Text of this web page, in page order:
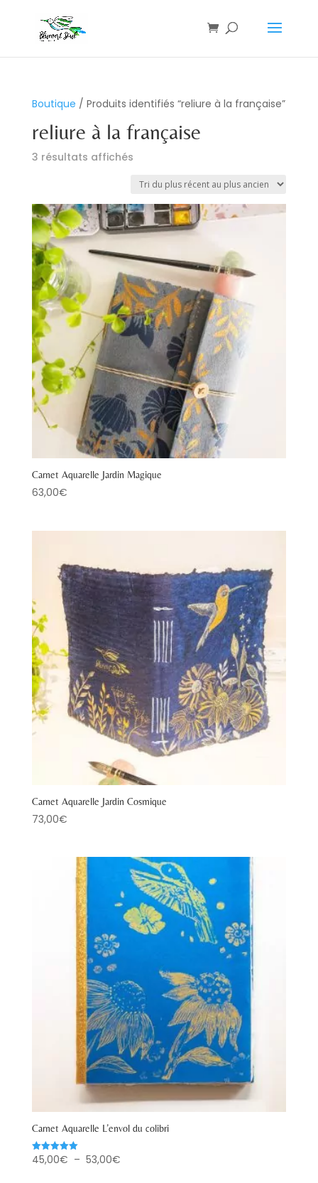
Boutique / Produits identifiés “reliure à la française”
reliure à la française
3 résultats affichésTrié
plus
récent
au
plus
Carnet Aquarelle Jardin Magique
63,00€
Carnet Aquarelle Jardin Cosmique
73,00€
Carnet Aquarelle L’envol du colibri
Note
5.00
45,00€ – 53,00€Plage